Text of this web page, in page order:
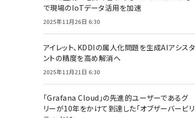
で現場のIoTデータ活用を加速
2025年11月26日 6:30
アイレット、KDDIの属人化問題を生成AIアシスタ
ントの精度を高め解消へ
2025年11月21日 6:30
「Grafana Cloud」の先進的ユーザーであるグ
リーが10年をかけて到達した「オブザーバービリ